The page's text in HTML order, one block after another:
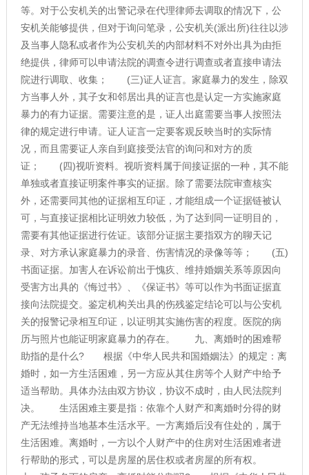
等。对于公安机关的出警记录在代理律师去调取的情况下，公
安机关能够提供，但对于询问笔录，公安机关(派出所)往往以涉
及当事人隐私或者作为公安机关的内部材料不对外出具为由拒
绝提供，律师可以申请法院的调查令进行调查或者直接申请法
院进行调取、收集； (三)证人证言。家庭暴力的发生，除双
方当事人外，其子女和邻居出具的证言也是认定一方实施家庭
暴力的有力证据。需要注意的是，证人出庭需要当事人按照法
律的规定进行申请。证人证言一定要客观反映当时的实际情
况，而且需要证人亲自到庭接受法官的询问和对方的质
证； (四)视听资料。视听资料属于间接证据的一种，其不能
单独或者直接证明案件事实的证据。除了需要法院审查核实
外，还需要同其他的证据相互印证，才能组成一个证据链被认
可，与直接证据相比证明效力较低，为了达到同一证明目的，
需要有其他证据进行佐证。该部分证据主要指双方的聊天记
录、对方承认家庭暴力的录音、伤害情况的录像等等； (五)
书面证据。加害人在诉讼前出于愧疚、维持婚姻关系等原因向
受害方出具的《悔过书》、《保证书》等可以作为书面证据直
接向法院提交。鉴定机构关出具的伤残鉴定结论可以与公安机
关的报警记录相互印证，以证明其实施伤害的程度。医院的病
历与照片也能证明家庭暴力的存在。 九、离婚时的困难帮
助指的是什么? 根据《中华人民共和国婚姻法》的规定：离
婚时，如一方生活困难，另一方应从其住房等个人财产中给予
适当帮助。具体办法由双方协议，协议不成时，由人民法院判
决。 生活困难主要是指：依靠个人财产和离婚时分得的财
产无法维持当地基本生活水平。一方离婚后没有住处的，属于
生活困难。离婚时，一方以个人财产中的住房对生活困难者进
行帮助的形式，可以是房屋的居住权或者房屋的所有权。